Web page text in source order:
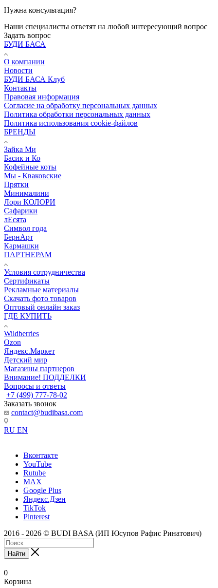
Нужна консультация?
Наши специалисты ответят на любой интересующий вопрос
Задать вопрос
БУДИ БАСА
О компании
Новости
БУДИ БАСА Клуб
Контакты
Правовая информация
Согласие на обработку персональных данных
Политика обработки персональных данных
Политика использования cookie-файлов
БРЕНДЫ
Зайка Ми
Басик и Ко
Кофейные коты
Мы - Кваковские
Прятки
Минималини
Лори КОЛОРИ
Сафарики
лЕсята
Символ года
БернАрт
Кармашки
ПАРТНЕРАМ
Условия сотрудничества
Сертификаты
Рекламные материалы
Скачать фото товаров
Оптовый онлайн заказ
ГДЕ КУПИТЬ
Wildberries
Ozon
Яндекс.Маркет
Детский мир
Магазины партнеров
Внимание! ПОДДЕЛКИ
Вопросы и ответы
+7 (499) 777-78-02
Заказать звонок
contact@budibasa.com
RU EN
Вконтакте
YouTube
Rutube
MAX
Google Plus
Яндекс.Дзен
TikTok
Pinterest
2016 - 2026 © BUDI BASA (ИП Юсупов Рафис Ринатович)
Найти
0
Корзина